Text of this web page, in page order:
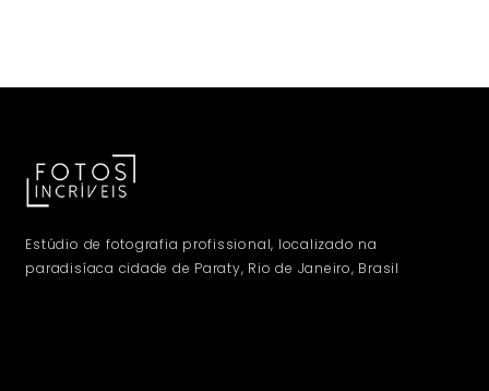
Estúdio de fotografia profissional, localizado na
paradisíaca cidade de Paraty, Rio de Janeiro, Brasil